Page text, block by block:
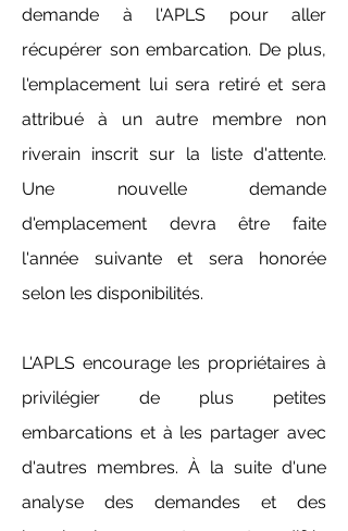
demande à l'APLS pour aller
récupérer son embarcation. De plus,
l'emplacement lui sera retiré et sera
attribué à un autre membre non
riverain inscrit sur la liste d'attente.
Une nouvelle demande
d'emplacement devra être faite
l'année suivante et sera honorée
selon les disponibilités.
L'APLS encourage les propriétaires à
privilégier de plus petites
embarcations et à les partager avec
d'autres membres. À la suite d'une
analyse des demandes et des